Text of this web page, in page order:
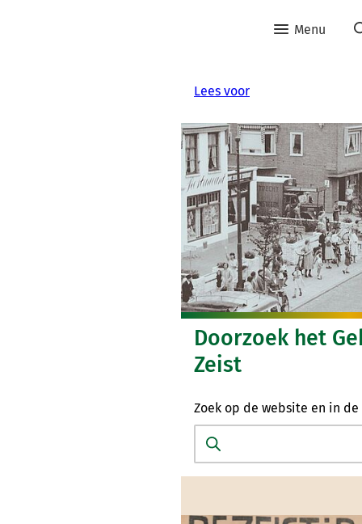
Menu
Lees voor
Doorzoek het
Zeist
Zoek op de website en in